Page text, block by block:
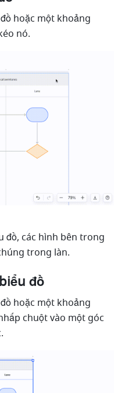
hoặc một khoảng
nó.
đồ, các hình bên trong
trong làn.
đồ
hoặc một khoảng
chuột vào một góc